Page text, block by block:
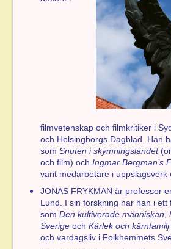
filmvetenskap och filmkritiker i
och Helsingborgs Dagblad. Han
som Snuten i skymningslandet
och film) och Ingmar Bergman’s
varit medarbetare i uppslagsverk
JONAS FRYKMAN är professor
Lund. I sin forskning har han i ett
som Den kultiverade människan
Sverige och Kärlek och kärnfamilj
och vardagsliv i Folkhemmets